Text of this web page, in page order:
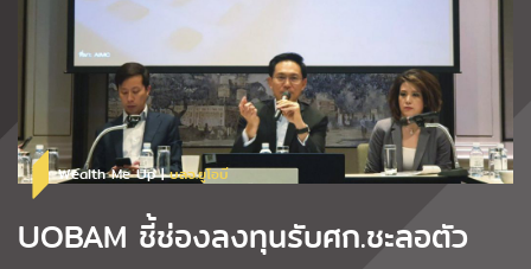
Wealth Me Up |บลจ.ยูโอบี
UOBAM ชี้ช่องลงทุนรับศก.ชะลอตัว